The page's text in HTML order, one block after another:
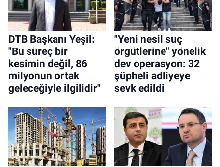
DTB Başkanı Yeşil:
"Bu süreç bir
kesimin değil, 86
milyonun ortak
geleceğiyle ilgilidir"
"Yeni nesil suç
örgütlerine" yönelik
dev operasyon: 32
şüpheli adliyeye
sevk edildi